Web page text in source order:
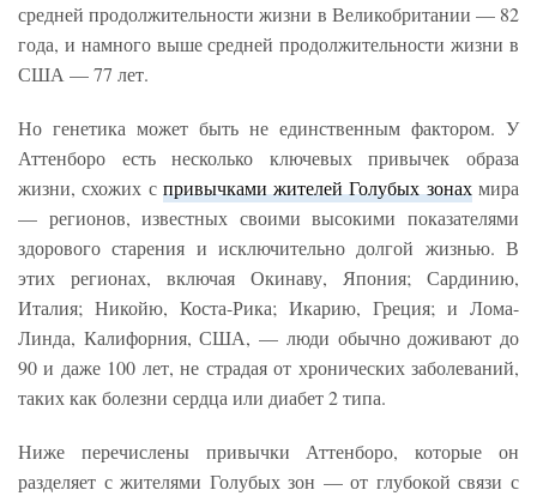
средней продолжительности жизни в Великобритании — 82
года, и намного выше средней продолжительности жизни в
США — 77 лет.
Но генетика может быть не единственным фактором. У
Аттенборо есть несколько ключевых привычек образа
жизни, схожих с привычками жителей Голубых зонахмира
— регионов, известных своими высокими показателями
здорового старения и исключительно долгой жизнью. В
этих регионах, включая Окинаву, Япония; Сардинию,
Италия; Никойю, Коста-Рика; Икарию, Греция; и Лома-
Линда, Калифорния, США, — люди обычно доживают до
90 и даже 100 лет, не страдая от хронических заболеваний,
таких как болезни сердца или диабет 2 типа.
Ниже перечислены привычки Аттенборо, которые он
разделяет с жителями Голубых зон — от глубокой связи с